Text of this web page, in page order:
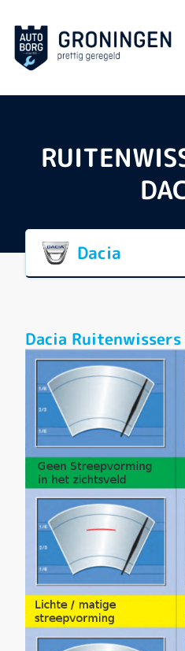
Dacia
Dacia Ruitenwissers